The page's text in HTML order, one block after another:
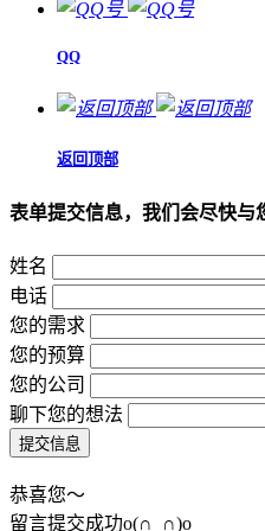
QQ
返回顶部
表单提交信息，我们会尽快与
姓名
电话
您的需求
您的预算
您的公司
聊下您的想法
恭喜您～
留言提交成功o(∩_∩)o